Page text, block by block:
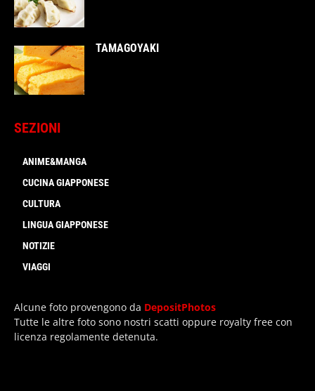
TAMAGOYAKI
SEZIONI
ANIME&MANGA
CUCINA GIAPPONESE
CULTURA
LINGUA GIAPPONESE
NOTIZIE
VIAGGI
Alcune foto provengono da DepositPhotos
Tutte le altre foto sono nostri scatti oppure royalty free con
licenza regolamente detenuta.